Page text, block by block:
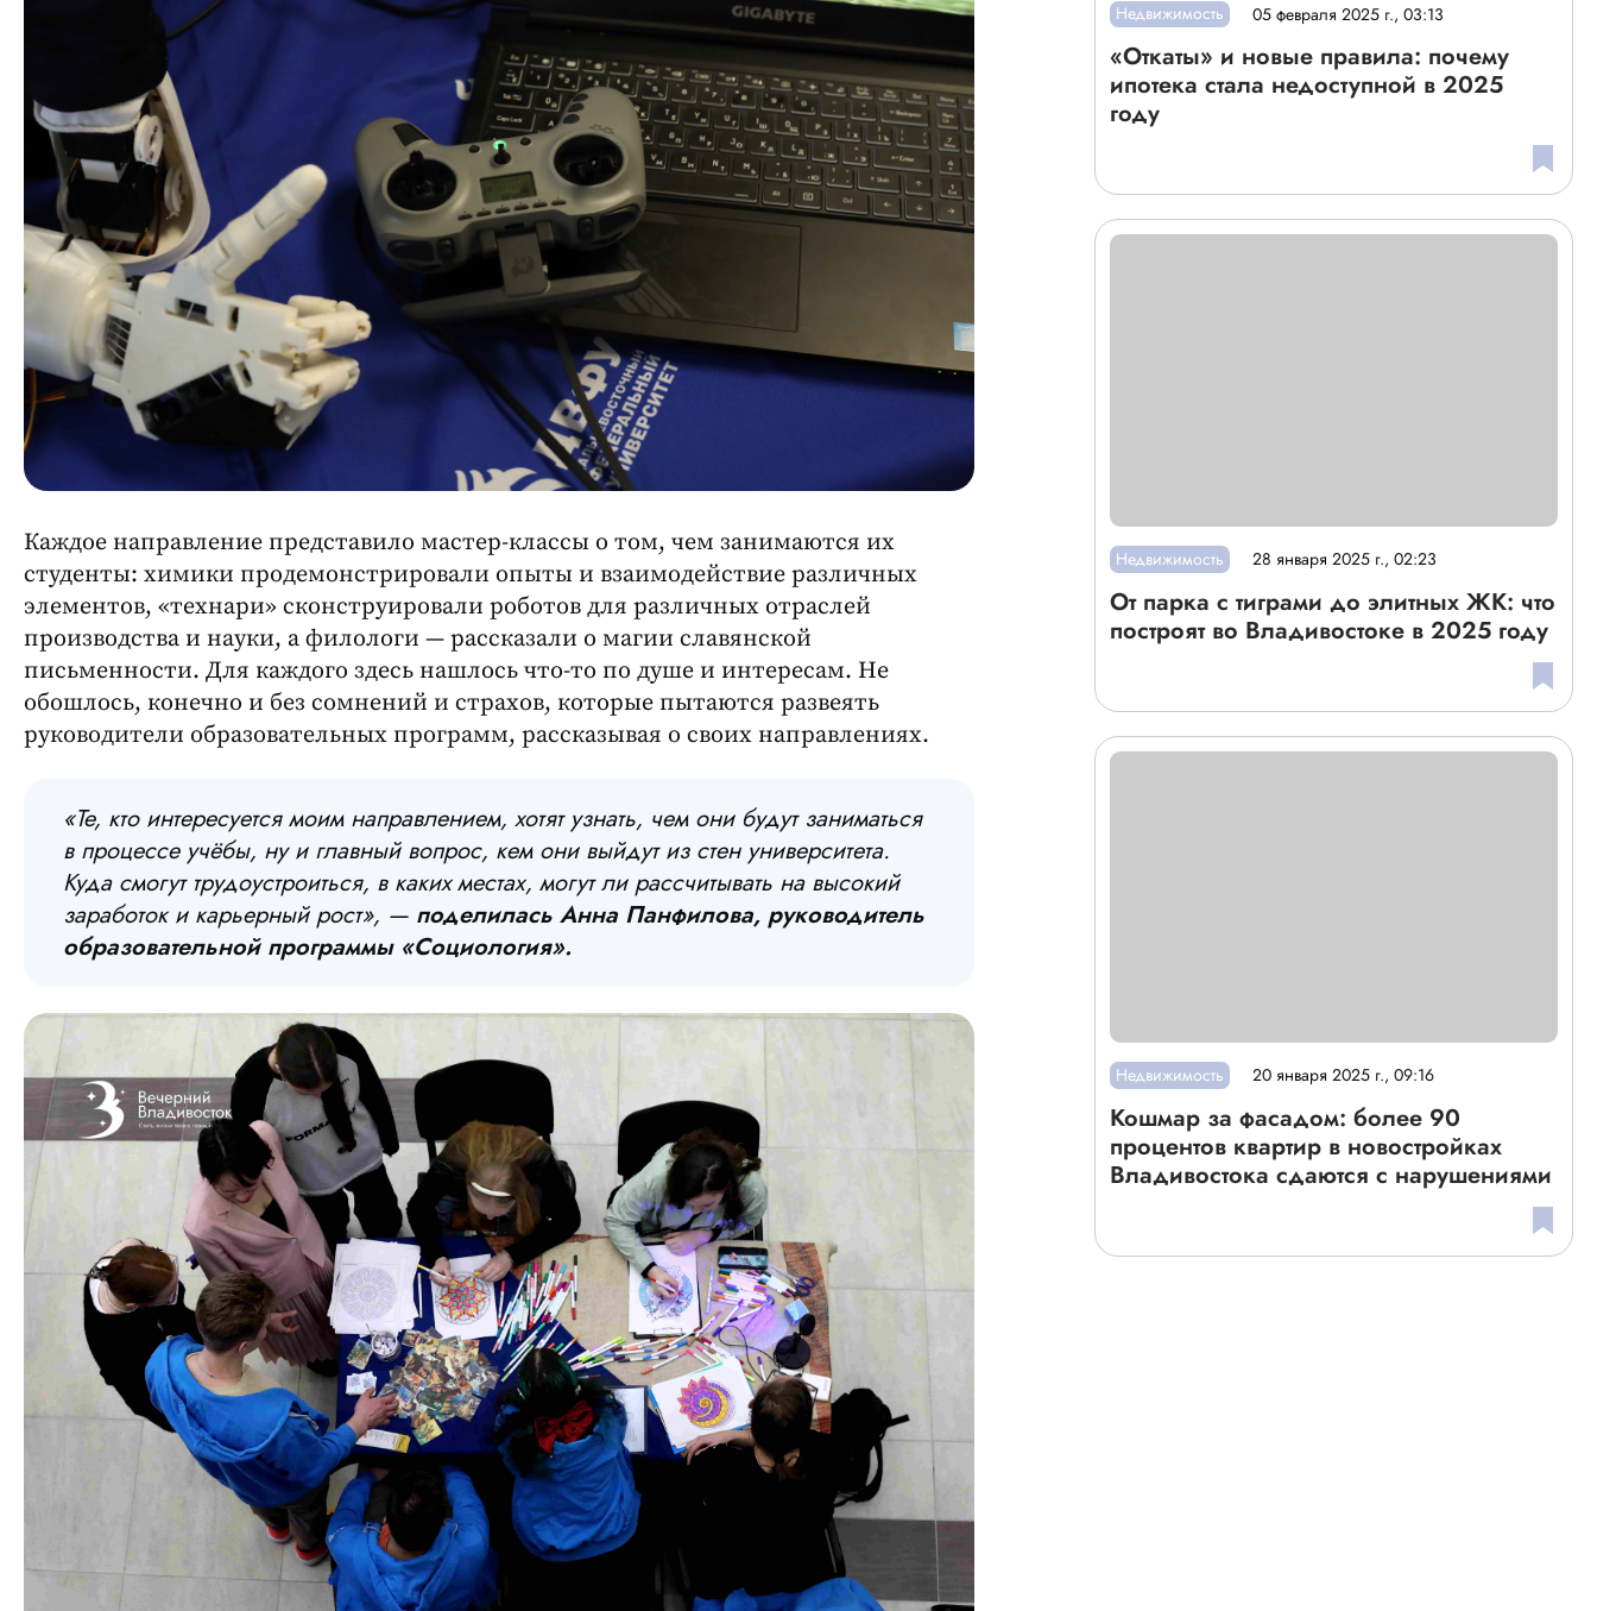
Каждое направление представило мастер-классы о том, чем занимаются их
студенты: химики продемонстрировали опыты и взаимодействие различных
элементов, «технари» сконструировали роботов для различных отраслей
производства и науки, а филологи — рассказали о магии славянской
письменности. Для каждого здесь нашлось что-то по душе и интересам. Не
обошлось, конечно и без сомнений и страхов, которые пытаются развеять
руководители образовательных программ, рассказывая о своих направлениях.
«Те, кто интересуется моим направлением, хотят узнать, чем они будут заниматься
в процессе учёбы, ну и главный вопрос, кем они выйдут из стен университета.
Куда смогут трудоустроиться, в каких местах, могут ли рассчитывать на высокий
заработок и карьерный рост», — поделилась Анна Панфилова, руководитель
образовательной программы «Социология».
Недвижимость 05 февраля 2025 г., 03:13
«Откаты» и новые правила: почему
ипотека стала недоступной в 2025
году
Недвижимость 28 января 2025 г., 02:23
От парка с тиграми до элитных ЖК: что
построят во Владивостоке в 2025 году
Недвижимость 20 января 2025 г., 09:16
Кошмар за фасадом: более 90
процентов квартир в новостройках
Владивостока сдаются с нарушениями